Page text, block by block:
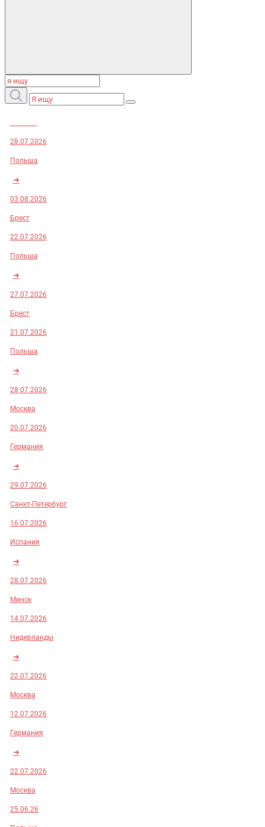
28.07.2026
Польша
➜
03.08.2026
Брест
22.07.2026
Польша
➜
27.07.2026
Брест
21.07.2026
Польша
➜
28.07.2026
Москва
20.07.2026
Германия
➜
29.07.2026
Санкт-Петербург
16.07.2026
Испания
➜
28.07.2026
Минск
14.07.2026
Нидерланды
➜
22.07.2026
Москва
12.07.2026
Германия
➜
22.07.2026
Москва
25.06.26